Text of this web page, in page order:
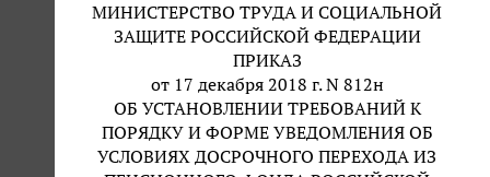
МИНИСТЕРСТВО ТРУДА И СОЦИАЛЬНОЙ
ЗАЩИТЕ РОССИЙСКОЙ ФЕДЕРАЦИИ
ПРИКАЗ
от 17 декабря 2018 г. N 812н
ОБ УСТАНОВЛЕНИИ ТРЕБОВАНИЙ К
ПОРЯДКУ И ФОРМЕ УВЕДОМЛЕНИЯ ОБ
УСЛОВИЯХ ДОСРОЧНОГО ПЕРЕХОДА ИЗ